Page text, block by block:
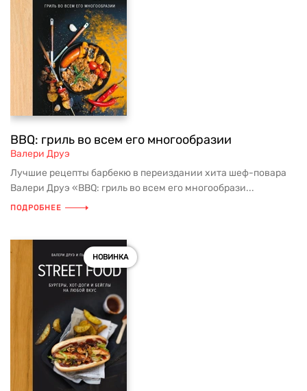
BBQ: гриль во всем его многообразии
Валери Друэ
Лучшие рецепты барбекю в переиздании хита шеф-повара
Валери Друэ «BBQ: гриль во всем его многообрази...
ПОДРОБНЕЕ
НОВИНКА